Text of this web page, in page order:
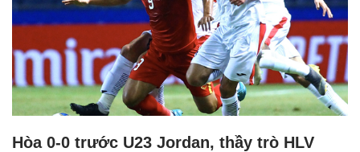
Hòa 0-0 trước U23 Jordan, thầy trò HLV